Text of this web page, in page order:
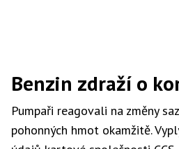
Benzin zdraží o
Pumpaři reagovali na změny
pohonných hmot okamžitě.